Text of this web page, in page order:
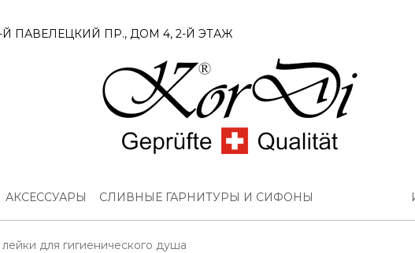
ПАВЕЛЕЦКИЙ ПР., ДОМ 4, 2-Й ЭТАЖ
АКСЕССУАРЫ СЛИВНЫЕ ГАРНИТУРЫ И СИФОНЫ
для гигиенического душа